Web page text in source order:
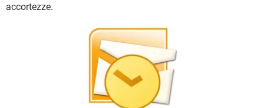
TIKTOK
FACEBOOK
accortezze.